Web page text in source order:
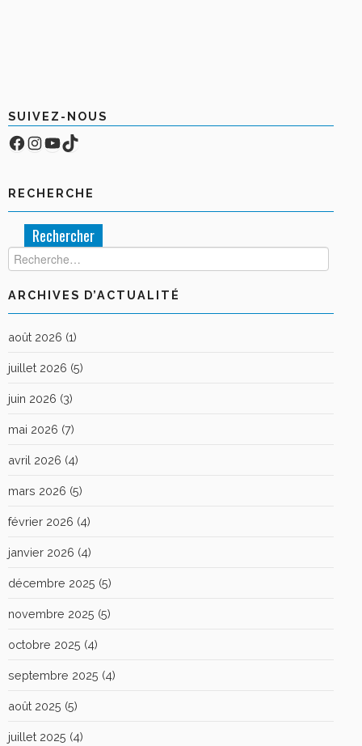
SUIVEZ-NOUS
Facebook
Compte Instagram
YouTube
TikTok
RECHERCHE
Rechercher :
ARCHIVES D’ACTUALITÉ
août 2026 (1)
juillet 2026 (5)
juin 2026 (3)
mai 2026 (7)
avril 2026 (4)
mars 2026 (5)
février 2026 (4)
janvier 2026 (4)
décembre 2025 (5)
novembre 2025 (5)
octobre 2025 (4)
septembre 2025 (4)
août 2025 (5)
juillet 2025 (4)